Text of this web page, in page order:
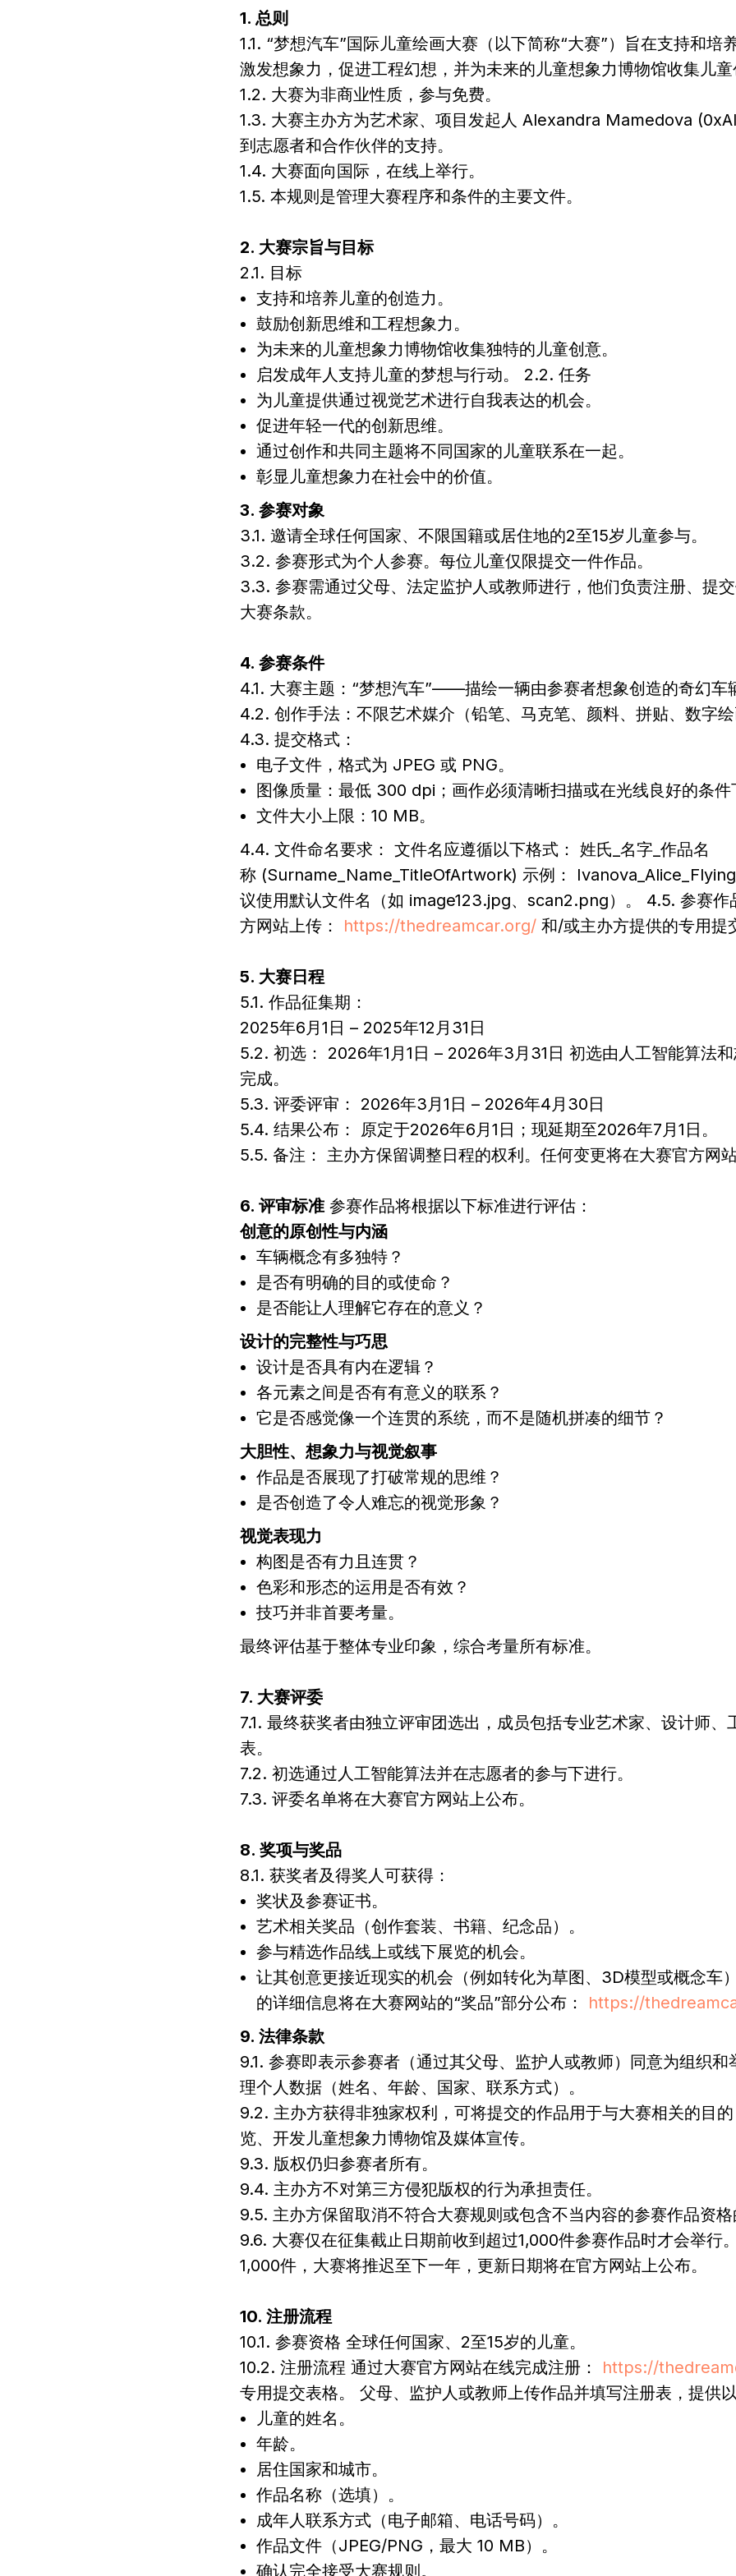
1. 总则
1.1. “梦想汽车”国际儿童绘画大赛（以下简称“大赛”）旨在支持和培
激发想象力，促进工程幻想，并为未来的儿童想象力博物馆收集儿童
1.2. 大赛为非商业性质，参与免费。
1.3. 大赛主办方为艺术家、项目发起人 Alexandra Mamedova
到志愿者和合作伙伴的支持。
1.4. 大赛面向国际，在线上举行。
1.5. 本规则是管理大赛程序和条件的主要文件。
2. 大赛宗旨与目标
2.1. 目标
支持和培养儿童的创造力。
鼓励创新思维和工程想象力。
为未来的儿童想象力博物馆收集独特的儿童创意。
启发成年人支持儿童的梦想与行动。 2.2. 任务
为儿童提供通过视觉艺术进行自我表达的机会。
促进年轻一代的创新思维。
通过创作和共同主题将不同国家的儿童联系在一起。
彰显儿童想象力在社会中的价值。
3. 参赛对象
3.1. 邀请全球任何国家、不限国籍或居住地的2至15岁儿童参与。
3.2. 参赛形式为个人参赛。每位儿童仅限提交一件作品。
3.3. 参赛需通过父母、法定监护人或教师进行，他们负责注册、提
大赛条款。
4. 参赛条件
4.1. 大赛主题：“梦想汽车”——描绘一辆由参赛者想象创造的奇幻车
4.2. 创作手法：不限艺术媒介（铅笔、马克笔、颜料、拼贴、数字绘
4.3. 提交格式：
电子文件，格式为 JPEG 或 PNG。
图像质量：最低 300 dpi；画作必须清晰扫描或在光线良好的条件
文件大小上限：10 MB。
4.4. 文件命名要求： 文件名应遵循以下格式： 姓氏_名字_作品名
称 (Surname_Name_TitleOfArtwork) 示例：
议使用默认文件名（如 image123.jpg、scan2.png）。 4.5. 参赛作
方网站上传： https://thedreamcar.org/ 和/或主办方提供的专用提
5. 大赛日程
5.1. 作品征集期：
2025年6月1日 – 2025年12月31日
5.2. 初选： 2026年1月1日 – 2026年3月31日 初选由人工智能算法
完成。
5.3. 评委评审： 2026年3月1日 – 2026年4月30日
5.4. 结果公布： 原定于2026年6月1日；现延期至2026年7月1日。
5.5. 备注： 主办方保留调整日程的权利。任何变更将在大赛官方网站
6. 评审标准 参赛作品将根据以下标准进行评估：
创意的原创性与内涵
车辆概念有多独特？
是否有明确的目的或使命？
是否能让人理解它存在的意义？
设计的完整性与巧思
设计是否具有内在逻辑？
各元素之间是否有有意义的联系？
它是否感觉像一个连贯的系统，而不是随机拼凑的细节？
大胆性、想象力与视觉叙事
作品是否展现了打破常规的思维？
是否创造了令人难忘的视觉形象？
视觉表现力
构图是否有力且连贯？
色彩和形态的运用是否有效？
技巧并非首要考量。
最终评估基于整体专业印象，综合考量所有标准。
7. 大赛评委
7.1. 最终获奖者由独立评审团选出，成员包括专业艺术家、设计师、
表。
7.2. 初选通过人工智能算法并在志愿者的参与下进行。
7.3. 评委名单将在大赛官方网站上公布。
8. 奖项与奖品
8.1. 获奖者及得奖人可获得：
奖状及参赛证书。
艺术相关奖品（创作套装、书籍、纪念品）。
参与精选作品线上或线下展览的机会。
让其创意更接近现实的机会（例如转化为草图、3D模型或概念车
的详细信息将在大赛网站的“奖品”部分公布： https://
9. 法律条款
9.1. 参赛即表示参赛者（通过其父母、监护人或教师）同意为组织和
理个人数据（姓名、年龄、国家、联系方式）。
9.2. 主办方获得非独家权利，可将提交的作品用于与大赛相关的目
览、开发儿童想象力博物馆及媒体宣传。
9.3. 版权仍归参赛者所有。
9.4. 主办方不对第三方侵犯版权的行为承担责任。
9.5. 主办方保留取消不符合大赛规则或包含不当内容的参赛作品资格
9.6. 大赛仅在征集截止日期前收到超过1,000件参赛作品时才会举行
1,000件，大赛将推迟至下一年，更新日期将在官方网站上公布。
10. 注册流程
10.1. 参赛资格 全球任何国家、2至15岁的儿童。
10.2. 注册流程 通过大赛官方网站在线完成注册： https://
专用提交表格。 父母、监护人或教师上传作品并填写注册表，提供
儿童的姓名。
年龄。
居住国家和城市。
作品名称（选填）。
成年人联系方式（电子邮箱、电话号码）。
作品文件（JPEG/PNG，最大 10 MB）。
确认完全接受大赛规则。